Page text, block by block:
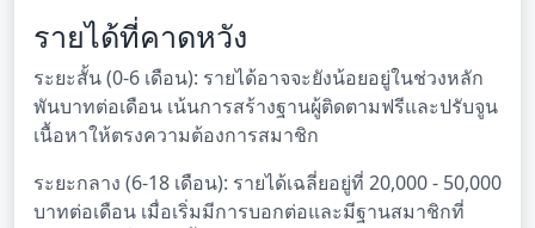
รายได้ที่คาดหวัง
ระยะสั้น (0-6 เดือน): รายได้อาจจะยังน้อยอยู่ในช่วงหลัก
พันบาทต่อเดือน เน้นการสร้างฐานผู้ติดตามฟรีและปรับจูน
เนื้อหาให้ตรงความต้องการสมาชิก
ระยะกลาง (6-18 เดือน): รายได้เฉลี่ยอยู่ที่ 20,000 - 50,000
บาทต่อเดือน เมื่อเริ่มมีการบอกต่อและมีฐานสมาชิกที่